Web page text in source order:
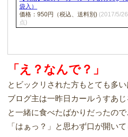
袋入）
価格：950円（税込、送料別) (2017/5/
点)
「え？なんで？」
とビックリされた方もとても多い
ブログ主は一昨日カールうすあ
と一緒に食べたばかりだったの
「はぁっ？」と思わず口が開い